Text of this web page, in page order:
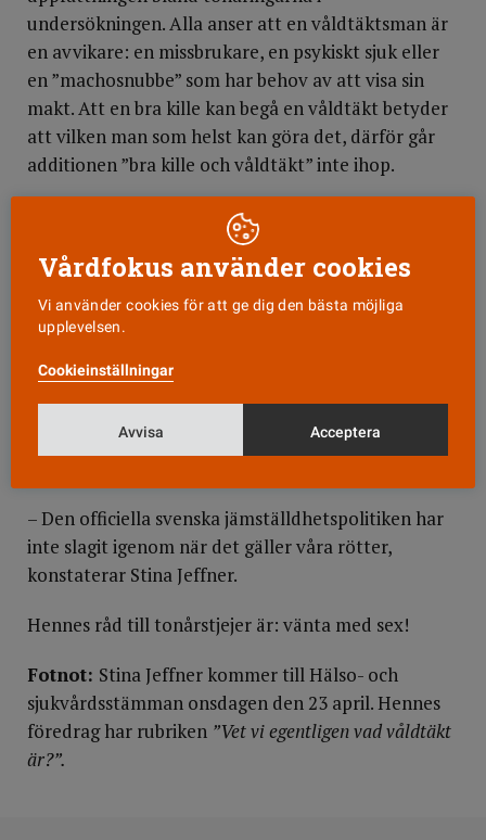
undersökningen. Alla anser att en våldtäktsman är
en avvikare: en missbrukare, en psykiskt sjuk eller
en ”machosnubbe” som har behov av att visa sin
makt. Att en bra kille kan begå en våldtäkt betyder
att vilken man som helst kan göra det, därför går
additionen ”bra kille och våldtäkt” inte ihop.
Bland ungdomarna finns uppfattningen att tjejer
måste lära sig att säga nej för att problemet
våldtäkt ska försvinna. Samtidigt som tjejer ska vara
snälla och inkännande och ”ställa upp” – annars
bryter de mot de förväntningar som ställs på dem.
regler kring heterosexuellt umgänge som vi
förhåller oss till utan att tänka på det. För tjejerna
får det en ”Moment 22”-effekt: hur de än gör blir
– Den officiella svenska jämställdhetspolitiken har
inte slagit igenom när det gäller våra rötter,
konstaterar Stina Jeffner.
Hennes råd till tonårstjejer är: vänta med sex!
Fotnot: Stina Jeffner kommer till Hälso- och
sjukvårdsstämman onsdagen den 23 april. Hennes
föredrag har rubriken ”Vet vi egentligen vad våldtäkt
är?”.
Vårdfokus använder cookies
Vi använder cookies för att ge dig den bästa möjliga
upplevelsen.
Cookieinställningar
Avvisa Acceptera